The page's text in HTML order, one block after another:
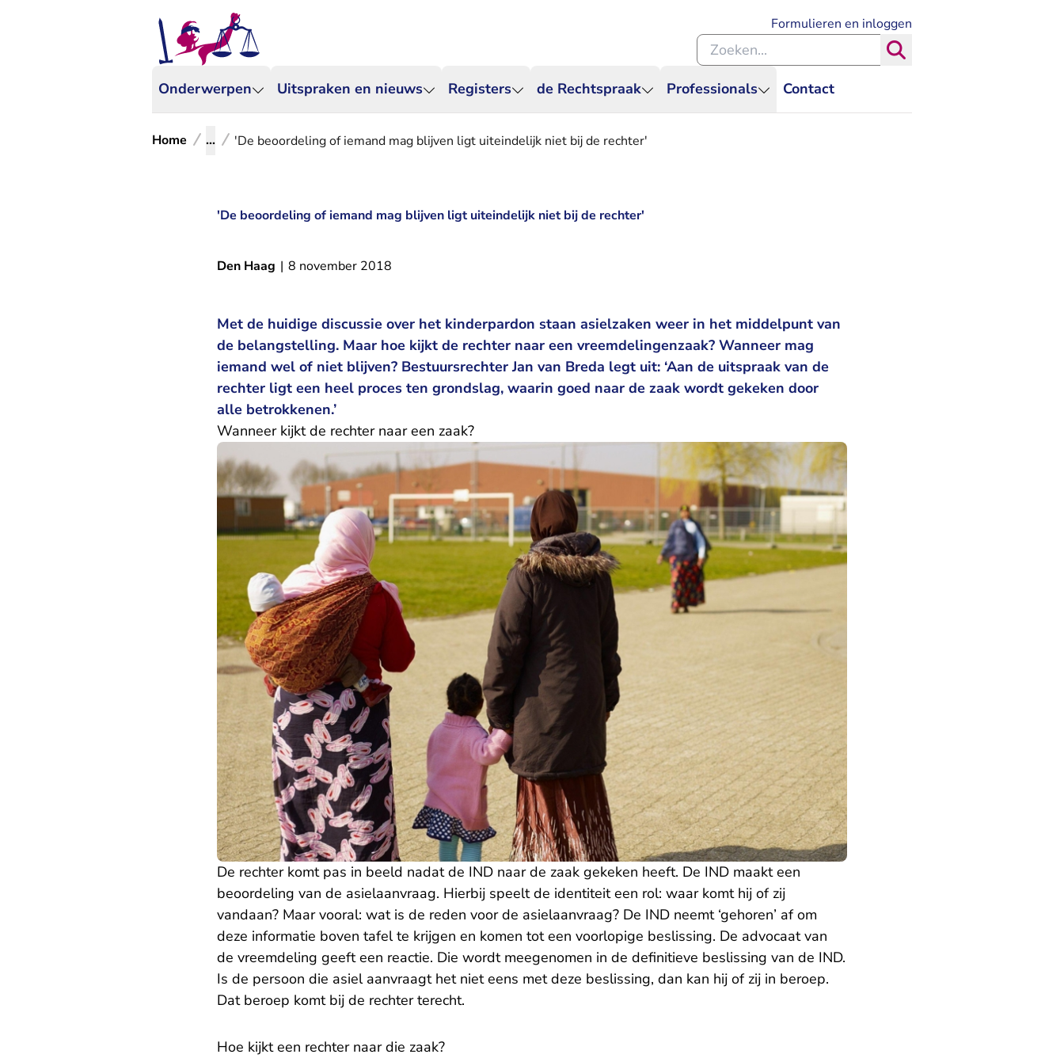
Onderwerpen Uitspraken en nieuws Registers de Rechtspraak Professionals Contact
Formulieren en inloggen
Zoeken binnen de Rechtspraak
Home ... 'De beoordeling of iemand mag blijven ligt uiteindelijk niet bij de rechter'
'De beoordeling of iemand mag blijven ligt uiteindelijk niet bij de rechter'
Den Haag | 8 november 2018
Met de huidige discussie over het kinderpardon staan asielzaken weer in het middelpunt van
de belangstelling. Maar hoe kijkt de rechter naar een vreemdelingenzaak? Wanneer mag
iemand wel of niet blijven? Bestuursrechter Jan van Breda legt uit: ‘Aan de uitspraak van de
rechter ligt een heel proces ten grondslag, waarin goed naar de zaak wordt gekeken door
alle betrokkenen.’
Wanneer kijkt de rechter naar een zaak?
De rechter komt pas in beeld nadat de IND naar de zaak gekeken heeft. De IND maakt een
beoordeling van de asielaanvraag. Hierbij speelt de identiteit een rol: waar komt hij of zij
vandaan? Maar vooral: wat is de reden voor de asielaanvraag? De IND neemt ‘gehoren’ af om
deze informatie boven tafel te krijgen en komen tot een voorlopige beslissing. De advocaat van
de vreemdeling geeft een reactie. Die wordt meegenomen in de definitieve beslissing van de IND.
Is de persoon die asiel aanvraagt het niet eens met deze beslissing, dan kan hij of zij in beroep.
Dat beroep komt bij de rechter terecht.
Hoe kijkt een rechter naar die zaak?